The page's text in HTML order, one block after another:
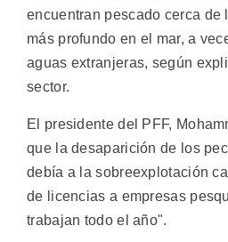
encuentran pescado cerca de
más profundo en el mar, a
aguas extranjeras, según
sector.
El presidente del PFF,
que la desaparición de los
debía a la sobreexplotación
de licencias a empresas
trabajan todo el año".